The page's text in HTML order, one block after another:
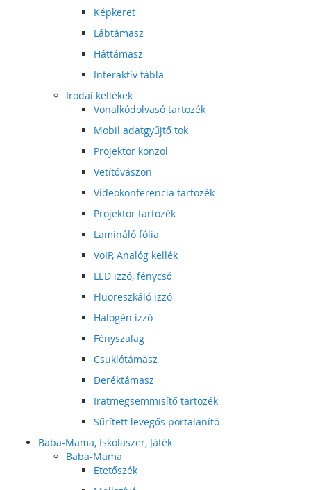
Képkeret
Lábtámasz
Háttámasz
Interaktív tábla
Irodai kellékek
Vonalkódolvasó tartozék
Mobil adatgyűjtő tok
Projektor konzol
Vetítővászon
Videokonferencia tartozék
Projektor tartozék
Lamináló fólia
VoIP, Analóg kellék
LED izzó, fénycső
Fluoreszkáló izzó
Halogén izzó
Fényszalag
Csuklótámasz
Deréktámasz
Iratmegsemmisítő tartozék
Sűrített levegős portalanító
Baba-Mama, Iskolaszer, Játék
Baba-Mama
Etetőszék